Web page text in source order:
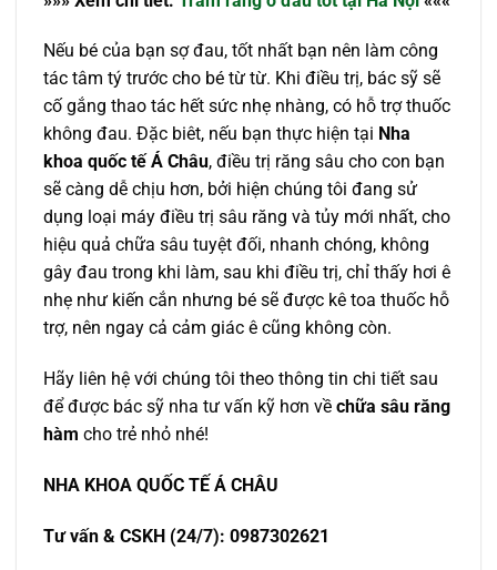
Nếu bé của bạn sợ đau, tốt nhất bạn nên làm công
tác tâm tý trước cho bé từ từ. Khi điều trị, bác sỹ sẽ
cố gắng thao tác hết sức nhẹ nhàng, có hỗ trợ thuốc
không đau. Đặc biêt, nếu bạn thực hiện tại Nha
khoa quốc tế Á Châu, điều trị răng sâu cho con bạn
sẽ càng dễ chịu hơn, bởi hiện chúng tôi đang sử
dụng loại máy điều trị sâu răng và tủy mới nhất, cho
hiệu quả chữa sâu tuyệt đối, nhanh chóng, không
gây đau trong khi làm, sau khi điều trị, chỉ thấy hơi ê
nhẹ như kiến cắn nhưng bé sẽ được kê toa thuốc hỗ
trợ, nên ngay cả cảm giác ê cũng không còn.
Hãy liên hệ với chúng tôi theo thông tin chi tiết sau
để được bác sỹ nha tư vấn kỹ hơn về chữa sâu răng
hàm cho trẻ nhỏ nhé!
NHA KHOA QUỐC TẾ Á CHÂU
Tưvấn & CSKH (24/7): 0987302621